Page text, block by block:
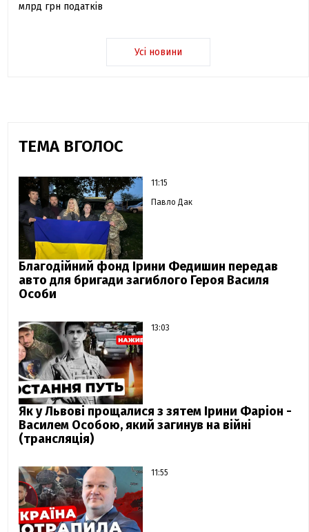
млрд грн податків
Усі новини
ТЕМА ВГОЛОС
11:15
Павло Дак
Благодійний фонд Ірини Федишин передав
авто для бригади загиблого Героя Василя
Особи
13:03
Як у Львові прощалися з зятем Ірини Фаріон -
Василем Особою, який загинув на війні
(трансляція)
11:55